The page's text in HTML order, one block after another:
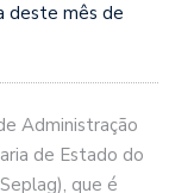
deste mês de
Administração
de Estado do
que é